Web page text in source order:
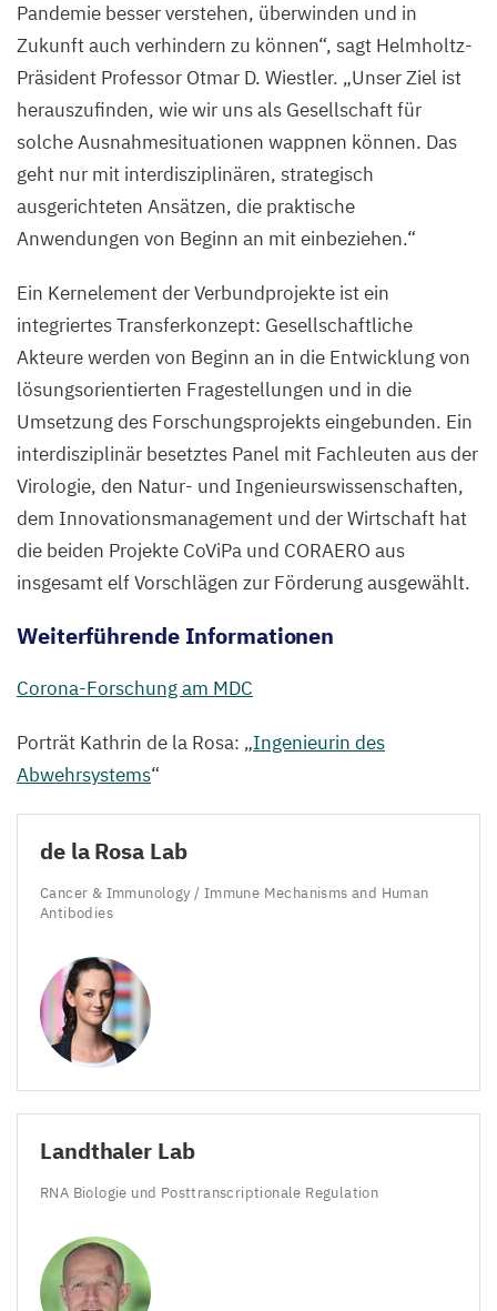
Pandemie besser verstehen, überwinden und in
Zukunft auch verhindern zu können“, sagt Helmholtz-
Präsident Professor Otmar D. Wiestler. „Unser Ziel ist
herauszufinden, wie wir uns als Gesellschaft für
solche Ausnahmesituationen wappnen können. Das
geht nur mit interdisziplinären, strategisch
ausgerichteten Ansätzen, die praktische
Anwendungen von Beginn an mit einbeziehen.“
Ein Kernelement der Verbundprojekte ist ein
integriertes Transferkonzept: Gesellschaftliche
Akteure werden von Beginn an in die Entwicklung von
lösungsorientierten Fragestellungen und in die
Umsetzung des Forschungsprojekts eingebunden. Ein
interdisziplinär besetztes Panel mit Fachleuten aus der
Virologie, den Natur- und Ingenieurswissenschaften,
dem Innovationsmanagement und der Wirtschaft hat
die beiden Projekte CoViPa und CORAERO aus
insgesamt elf Vorschlägen zur Förderung ausgewählt.
Weiterführende Informationen
Corona-Forschung am MDC
Porträt Kathrin de la Rosa: „Ingenieurin des
Abwehrsystems“
de la Rosa Lab
Cancer & Immunology / Immune Mechanisms and Human
Antibodies
Landthaler Lab
RNA Biologie und Posttranscriptionale Regulation